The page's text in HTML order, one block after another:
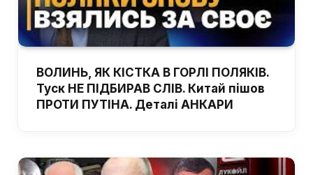
ВОЛИНЬ, ЯК КІСТКА В ГОРЛІ ПОЛЯКІВ.
Туск НЕ ПІДБИРАВ СЛІВ. Китай пішов
ПРОТИ ПУТІНА. Деталі АНКАРИ